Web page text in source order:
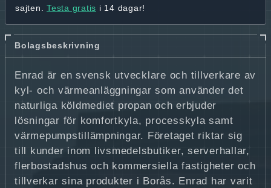
sajten. Testa gratis i 14 dagar!
Bolagsbeskrivning
Enrad är en svensk utvecklare och tillverkare av
kyl- och värmeanläggningar som använder det
naturliga köldmediet propan och erbjuder
lösningar för komfortkyla, processkyla samt
värmepumpstillämpningar. Företaget riktar sig
till kunder inom livsmedelsbutiker, serverhallar,
flerbostadshus och kommersiella fastigheter och
tillverkar sina produkter i Borås. Enrad har varit